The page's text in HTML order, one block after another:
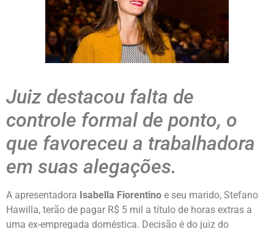
Juiz destacou falta de
controle formal de ponto, o
que favoreceu a trabalhadora
em suas alegações.
A apresentadora Isabella Fiorentino e seu marido, Stefano
Hawilla, terão de pagar R$ 5 mil a título de horas extras a
uma ex-empregada doméstica. Decisão é do juiz do